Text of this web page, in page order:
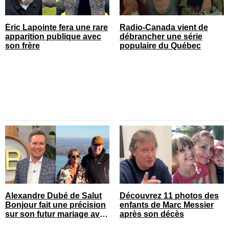
Éric Lapointe fera une rare
apparition publique avec
son frère
Radio-Canada vient de
débrancher une série
populaire du Québec
Alexandre Dubé de Salut
Bonjour fait une précision
sur son futur mariage avec
Découvrez 11 photos des
enfants de Marc Messier
après son décès